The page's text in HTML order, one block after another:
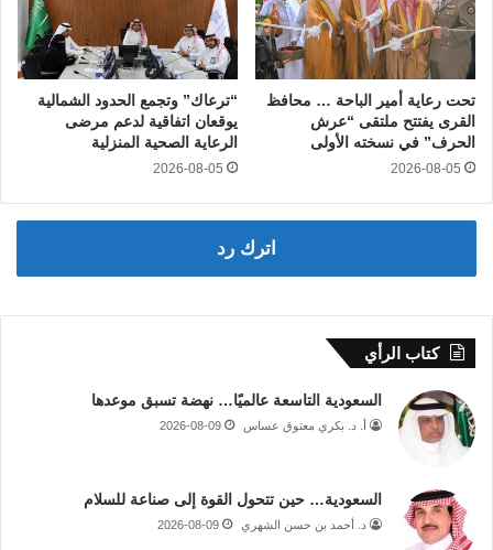
تحت رعاية أمير الباحة … محافظ
القرى يفتتح ملتقى “عرش
الحرف” في نسخته الأولى
2026-08-05
“ترعاك” وتجمع الحدود الشمالية
يوقعان اتفاقية لدعم مرضى
الرعاية الصحية المنزلية
2026-08-05
اترك رد
كتاب الرأي
السعودية التاسعة عالميًا… نهضة تسبق موعدها
أ. د. بكري معتوق عساس 2026-08-09
السعودية… حين تتحول القوة إلى صناعة للسلام
د. أحمد بن حسن الشهري 2026-08-09